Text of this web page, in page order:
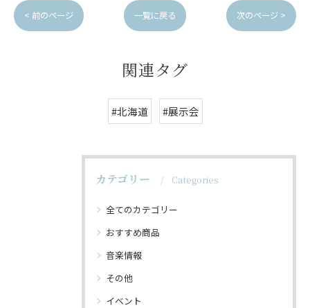
< 前のページ 一覧に戻る 次のページ >
関連タグ
#北海道 #展示会
カテゴリー Categories
全てのカテゴリー
おすすめ商品
音楽情報
その他
イベント